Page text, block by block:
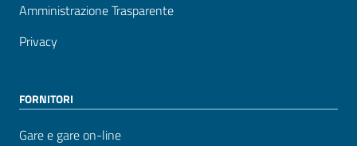
Amministrazione Trasparente
Privacy
FORNITORI
Gare e gare on-line